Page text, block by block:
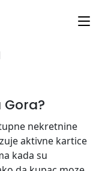
nekretnine
aktivne kartice
kada su